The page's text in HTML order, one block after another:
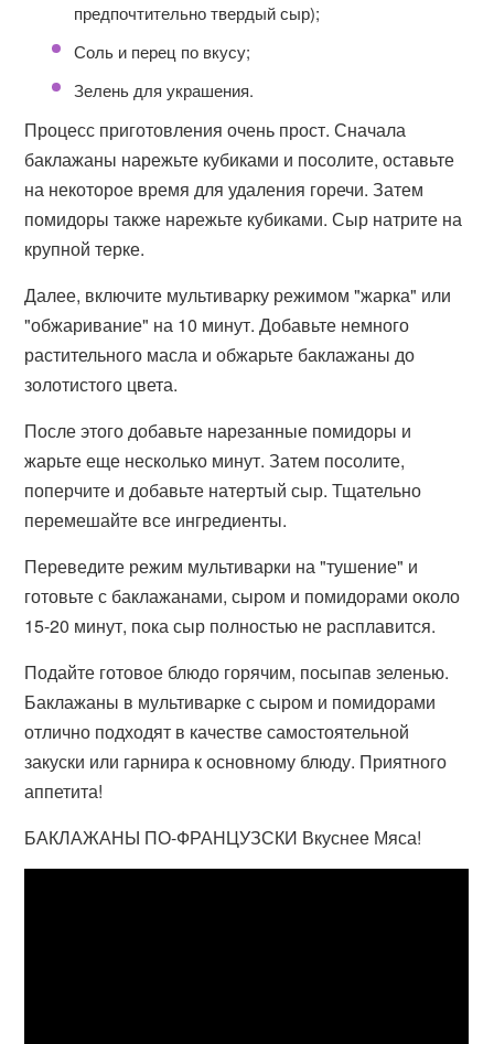
предпочтительно твердый сыр);
Соль и перец по вкусу;
Зелень для украшения.
Процесс приготовления очень прост. Сначала
баклажаны нарежьте кубиками и посолите, оставьте
на некоторое время для удаления горечи. Затем
помидоры также нарежьте кубиками. Сыр натрите на
крупной терке.
Далее, включите мультиварку режимом "жарка" или
"обжаривание" на 10 минут. Добавьте немного
растительного масла и обжарьте баклажаны до
золотистого цвета.
После этого добавьте нарезанные помидоры и
жарьте еще несколько минут. Затем посолите,
поперчите и добавьте натертый сыр. Тщательно
перемешайте все ингредиенты.
Переведите режим мультиварки на "тушение" и
готовьте с баклажанами, сыром и помидорами около
15-20 минут, пока сыр полностью не расплавится.
Подайте готовое блюдо горячим, посыпав зеленью.
Баклажаны в мультиварке с сыром и помидорами
отлично подходят в качестве самостоятельной
закуски или гарнира к основному блюду. Приятного
аппетита!
БАКЛАЖАНЫ ПО-ФРАНЦУЗСКИ Вкуснее Мяса!